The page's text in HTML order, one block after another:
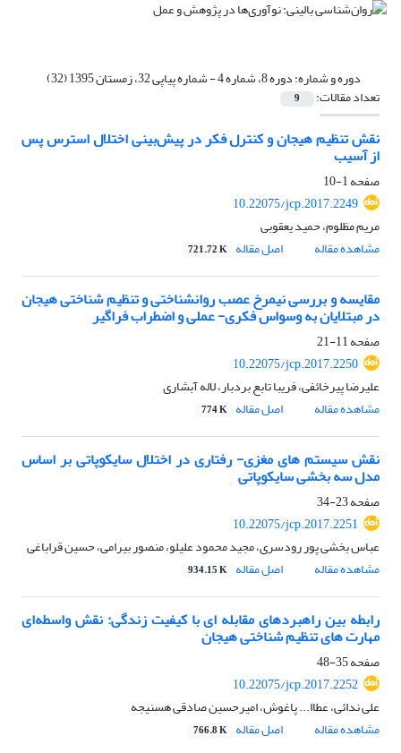
دوره و شماره:دوره 8، شماره 4 - شماره پیاپی 32، زمستان 1395 (32)
تعداد مقالات: 9
نقش تنظیم هیجان و کنترل فکر در پیش‌بینی اختلال استرس پس
از آسیب
صفحه1-10
10.22075/jcp.2017.2249
مریم مظلوم، حمید یعقوبی
مشاهده مقاله
اصل مقاله 721.72 K
مقایسه و بررسی نیمرخ عصب روانشناختی و تنظیم شناختی هیجان
در مبتلایان به وسواس فکری- عملی و اضطراب فراگیر
صفحه11-21
10.22075/jcp.2017.2250
علیرضا پیرخائفی، فریبا تابع بردبار، لاله آبشاری
مشاهده مقاله
اصل مقاله 774 K
نقش سیستم های مغزی- رفتاری در اختلال سایکوپاتی بر اساس
مدل سه بخشی سایکوپاتی
صفحه23-34
10.22075/jcp.2017.2251
عباس بخشی پور رودسری، مجید محمود علیلو، منصور بیرامی، حسین قراباغی
مشاهده مقاله
اصل مقاله 934.15 K
رابطه بین راهبردهای مقابله ای با کیفیت زندگی: نقش واسطه‌ای
مهارت های تنظیم شناختی هیجان
صفحه35-48
10.22075/jcp.2017.2252
علی ندائی، عطاا... پاغوش، امیرحسین صادقی هسنیجه
مشاهده مقاله
اصل مقاله 766.8 K